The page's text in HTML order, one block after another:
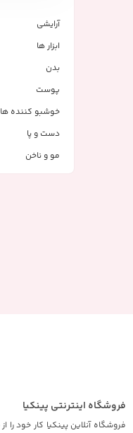
آرایشی
ابزار ها
بدن
پوست
خوشبو کننده ها
دست و پا
مو و ناخن
فروشگاه اینترنتی پینکیا